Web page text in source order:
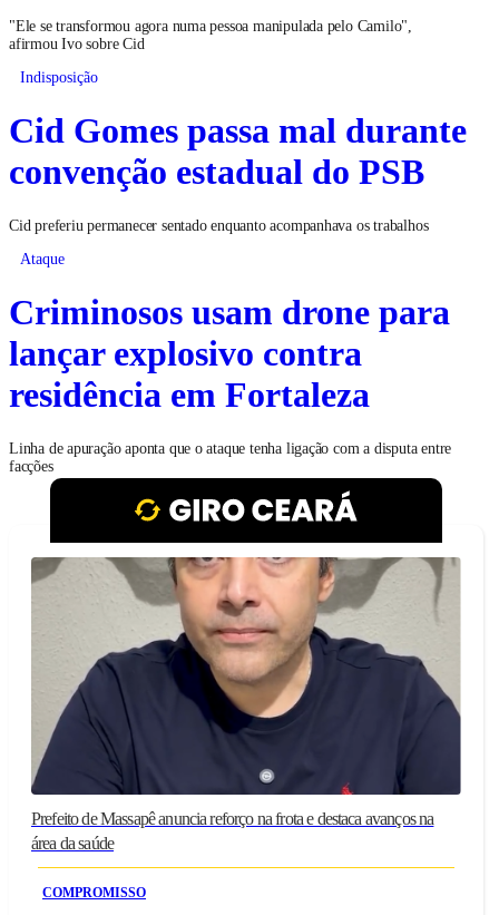
"Ele se transformou agora numa pessoa manipulada pelo Camilo",
afirmou Ivo sobre Cid
Indisposição
Cid Gomes passa mal durante
convenção estadual do PSB
Cid preferiu permanecer sentado enquanto acompanhava os trabalhos
Ataque
Criminosos usam drone para
lançar explosivo contra
residência em Fortaleza
Linha de apuração aponta que o ataque tenha ligação com a disputa entre
facções
Prefeito de Massapê anuncia reforço na frota e destaca avanços na
área da saúde
COMPROMISSO